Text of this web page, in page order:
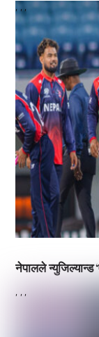
,
नेपालले न्युजिल्यान्ड